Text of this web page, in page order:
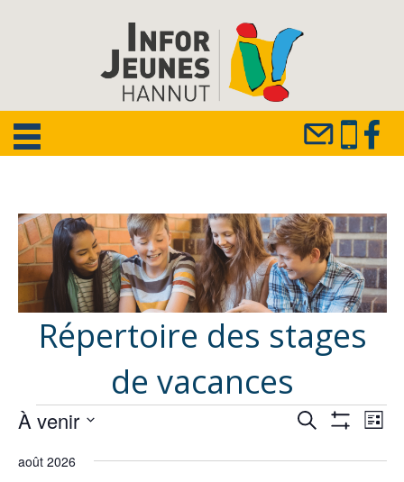
Répertoire des stages
de vacances
Évènements
Recherche
navigation
Recherche
Filtres
Liste
À venir
une
août 2026